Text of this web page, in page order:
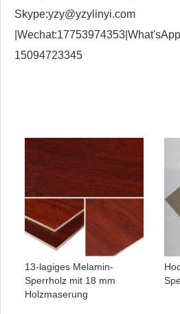
Skype:yzy@yzylinyi.com
15094723345
13-lagiges Melamin-
Sperrholz mit 18 mm
Holzmaserung